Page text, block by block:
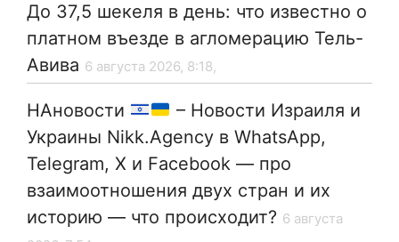
До 37,5 шекеля в день: что известно о
платном въезде в агломерацию Тель-
Авива 6 августа 2026, 8:18,
НАновости
– Новости Израиля и
Украины Nikk.Agency в WhatsApp,
Telegram, X и Facebook — про
взаимоотношения двух стран и их
историю — что происходит? 6 августа